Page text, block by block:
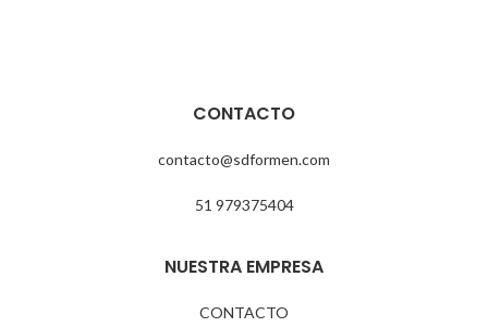
CONTACTO
contacto@sdformen.com
51 979375404
NUESTRA EMPRESA
CONTACTO